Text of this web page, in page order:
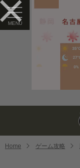
Home ゲーム攻略